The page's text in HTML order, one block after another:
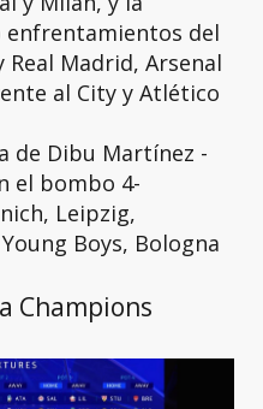
del
Madrid, Arsenal
al City y Atlético
de Dibu Martínez -
el bombo 4-
Leipzig,
Boys, Bologna
Champions